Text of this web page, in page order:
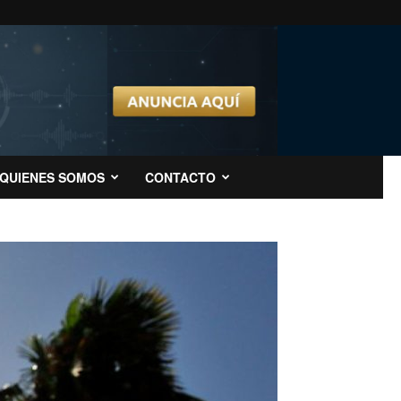
QUIENES SOMOS CONTACTO